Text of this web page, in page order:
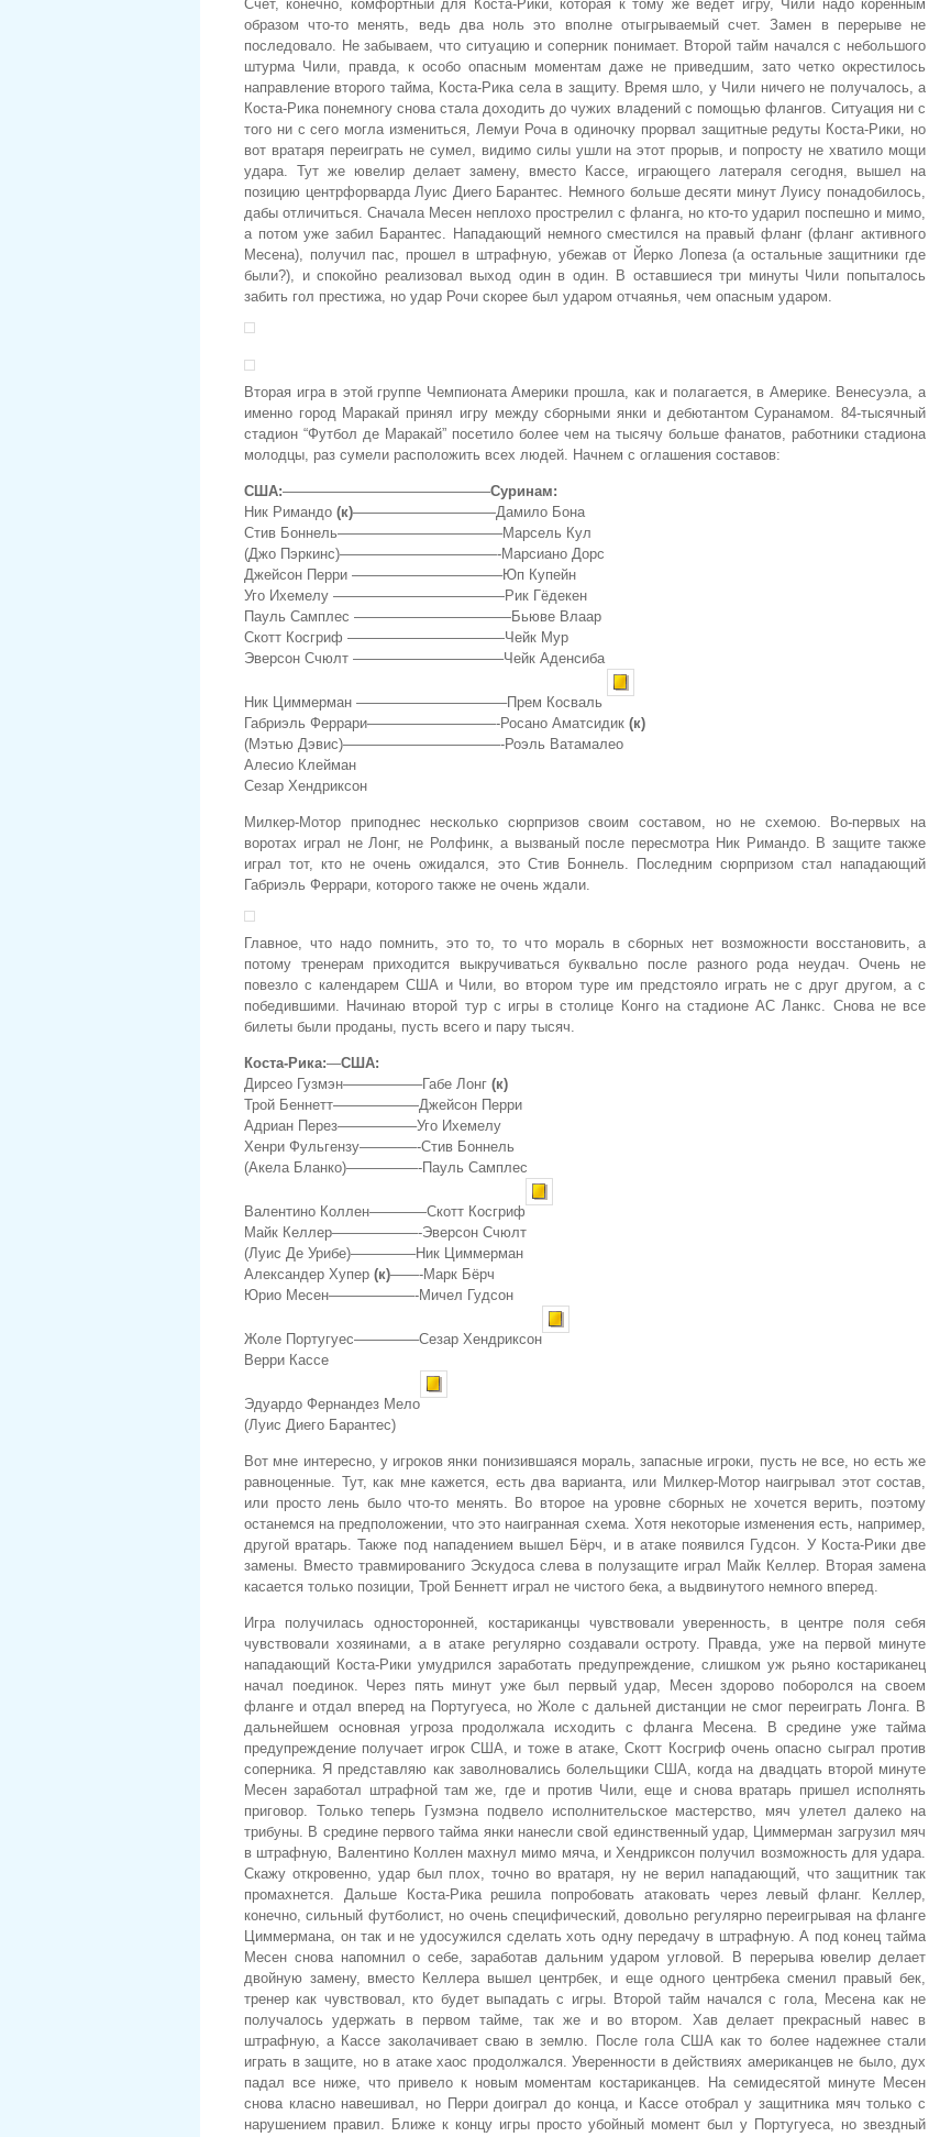
Счет, конечно, комфортный для Коста-Рики, которая к тому же ведет игру, Чили надо коренным
образом что-то менять, ведь два ноль это вполне отыгрываемый счет. Замен в перерыве не
последовало. Не забываем, что ситуацию и соперник понимает. Второй тайм начался с небольшого
штурма Чили, правда, к особо опасным моментам даже не приведшим, зато четко окрестилось
направление второго тайма, Коста-Рика села в защиту. Время шло, у Чили ничего не получалось, а
Коста-Рика понемногу снова стала доходить до чужих владений с помощью флангов. Ситуация ни с
того ни с сего могла измениться, Лемуи Роча в одиночку прорвал защитные редуты Коста-Рики, но
вот вратаря переиграть не сумел, видимо силы ушли на этот прорыв, и попросту не хватило мощи
удара. Тут же ювелир делает замену, вместо Кассе, играющего латераля сегодня, вышел на
позицию центрфорварда Луис Диего Барантес. Немного больше десяти минут Луису понадобилось,
дабы отличиться. Сначала Месен неплохо прострелил с фланга, но кто-то ударил поспешно и мимо,
а потом уже забил Барантес. Нападающий немного сместился на правый фланг (фланг активного
Месена), получил пас, прошел в штрафную, убежав от Йерко Лопеза (а остальные защитники где
были?), и спокойно реализовал выход один в один. В оставшиеся три минуты Чили попыталось
забить гол престижа, но удар Рочи скорее был ударом отчаянья, чем опасным ударом.
Вторая игра в этой группе Чемпионата Америки прошла, как и полагается, в Америке. Венесуэла, а
именно город Маракай принял игру между сборными янки и дебютантом Суранамом. 84-тысячный
стадион “Футбол де Маракай” посетило более чем на тысячу больше фанатов, работники стадиона
молодцы, раз сумели расположить всех людей. Начнем с оглашения составов:
США:——————————————–Суринам:
Ник Римандо (к)——————————Дамило Бона
Стив Боннель———————————–Марсель Кул
(Джо Пэркинс)———————————-Марсиано Дорс
Джейсон Перри ——————————–Юп Купейн
Уго Ихемелу ————————————Рик Гёдекен
Пауль Самплес ———————————Бьюве Влаар
Скотт Косгриф ———————————Чейк Мур
Эверсон Счюлт ——————————–Чейк Аденсиба
Ник Циммерман ——————————–Прем Косваль
Габриэль Феррари—————————-Росано Аматсидик (к)
(Мэтью Дэвис)———————————-Роэль Ватамалео
Алесио Клейман
Сезар Хендриксон
Милкер-Мотор приподнес несколько сюрпризов своим составом, но не схемою. Во-первых на
воротах играл не Лонг, не Ролфинк, а вызваный после пересмотра Ник Римандо. В защите также
играл тот, кто не очень ожидался, это Стив Боннель. Последним сюрпризом стал нападающий
Габриэль Феррари, которого также не очень ждали.
Главное, что надо помнить, это то, то что мораль в сборных нет возможности восстановить, а
потому тренерам приходится выкручиваться буквально после разного рода неудач. Очень не
повезло с календарем США и Чили, во втором туре им предстояло играть не с друг другом, а с
победившими. Начинаю второй тур с игры в столице Конго на стадионе АС Ланкс. Снова не все
билеты были проданы, пусть всего и пару тысяч.
Коста-Рика:—США:
Дирсео Гузмэн—————–Габе Лонг (к)
Трой Беннетт——————Джейсон Перри
Адриан Перез—————–Уго Ихемелу
Хенри Фульгензу————-Стив Боннель
(Акела Бланко)—————-Пауль Самплес
Валентино Коллен————Скотт Косгриф
Майк Келлер——————-Эверсон Счюлт
(Луис Де Урибе)————–Ник Циммерман
Александер Хупер (к)——-Марк Бёрч
Юрио Месен——————-Мичел Гудсон
Жоле Португуес————–Сезар Хендриксон
Верри Кассе
Эдуардо Фернандез Мело
(Луис Диего Барантес)
Вот мне интересно, у игроков янки понизившаяся мораль, запасные игроки, пусть не все, но есть же
равноценные. Тут, как мне кажется, есть два варианта, или Милкер-Мотор наигрывал этот состав,
или просто лень было что-то менять. Во второе на уровне сборных не хочется верить, поэтому
останемся на предположении, что это наигранная схема. Хотя некоторые изменения есть, например,
другой вратарь. Также под нападением вышел Бёрч, и в атаке появился Гудсон. У Коста-Рики две
замены. Вместо травмированиго Эскудоса слева в полузащите играл Майк Келлер. Вторая замена
касается только позиции, Трой Беннетт играл не чистого бека, а выдвинутого немного вперед.
Игра получилась односторонней, костариканцы чувствовали уверенность, в центре поля себя
чувствовали хозяинами, а в атаке регулярно создавали остроту. Правда, уже на первой минуте
нападающий Коста-Рики умудрился заработать предупреждение, слишком уж рьяно костариканец
начал поединок. Через пять минут уже был первый удар, Месен здорово поборолся на своем
фланге и отдал вперед на Португуеса, но Жоле с дальней дистанции не смог переиграть Лонга. В
дальнейшем основная угроза продолжала исходить с фланга Месена. В средине уже тайма
предупреждение получает игрок США, и тоже в атаке, Скотт Косгриф очень опасно сыграл против
соперника. Я представляю как заволновались болельщики США, когда на двадцать второй минуте
Месен заработал штрафной там же, где и против Чили, еще и снова вратарь пришел исполнять
приговор. Только теперь Гузмэна подвело исполнительское мастерство, мяч улетел далеко на
трибуны. В средине первого тайма янки нанесли свой единственный удар, Циммерман загрузил мяч
в штрафную, Валентино Коллен махнул мимо мяча, и Хендриксон получил возможность для удара.
Скажу откровенно, удар был плох, точно во вратаря, ну не верил нападающий, что защитник так
промахнется. Дальше Коста-Рика решила попробовать атаковать через левый фланг. Келлер,
конечно, сильный футболист, но очень специфический, довольно регулярно переигрывая на фланге
Циммермана, он так и не удосужился сделать хоть одну передачу в штрафную. А под конец тайма
Месен снова напомнил о себе, заработав дальним ударом угловой. В перерыва ювелир делает
двойную замену, вместо Келлера вышел центрбек, и еще одного центрбека сменил правый бек,
тренер как чувствовал, кто будет выпадать с игры. Второй тайм начался с гола, Месена как не
получалось удержать в первом тайме, так же и во втором. Хав делает прекрасный навес в
штрафную, а Кассе заколачивает сваю в землю. После гола США как то более надежнее стали
играть в защите, но в атаке хаос продолжался. Уверенности в действиях американцев не было, дух
падал все ниже, что привело к новым моментам костариканцев. На семидесятой минуте Месен
снова класно навешивал, но Перри доиграл до конца, и Кассе отобрал у защитника мяч только с
нарушением правил. Ближе к концу игры просто убойный момент был у Португуеса, но звездный